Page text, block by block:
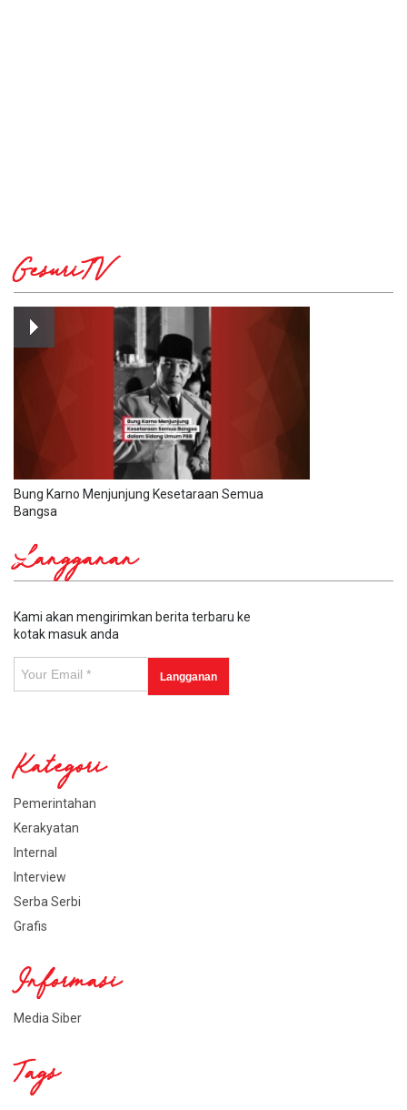
GesuriTV
Bung Karno Menjunjung Kesetaraan Semua
Bangsa
Langganan
Kami akan mengirimkan berita terbaru ke
kotak masuk anda
Kategori
Pemerintahan
Kerakyatan
Internal
Interview
Serba Serbi
Grafis
Informasi
Media Siber
Tags